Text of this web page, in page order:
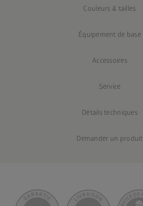
Couleurs & tailles
Équipement de base
Accessoires
Service
Détails techniques
Demander un produit